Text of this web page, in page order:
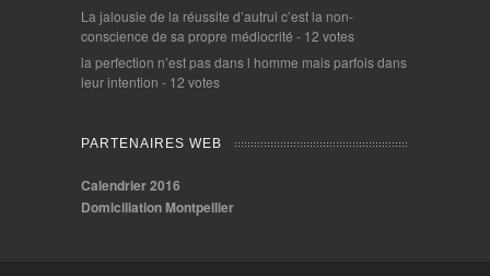
La jalousie de la réussite d’autrui c’est la non-
conscience de sa propre médiocrité - 12 votes
la perfection n’est pas dans l homme mais parfois dans
leur intention - 12 votes
PARTENAIRES WEB
Calendrier 2016
Domiciliation Montpellier